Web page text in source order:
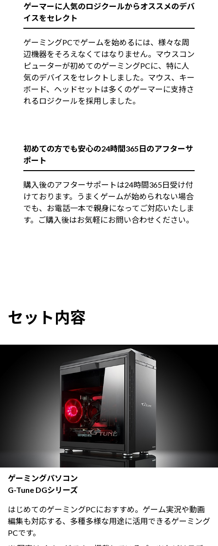
ゲーマーに人気のロジクールからオススメのデバ
イスをセレクト
ゲーミングPCでゲームを始めるには、様々な周
辺機器をそろえなくてはなりません。マウスコン
ピューターが初めてのゲーミングPCに、特に人
気のデバイスをセレクトしました。マウス、キー
ボード、ヘッドセットは多くのゲーマーに支持さ
れるロジクールを採用しました。
初めての方でも安心の24時間365日のアフターサ
ポート
購入後のアフターサポートは24時間365日受け付
けております。うまくゲームが始められない場合
でも、お電話一本で親身になってご対応いたしま
す。ご購入後はお気軽にお問い合わせください。
セット内容
ゲーミングパソコン
G-Tune DGシリーズ
はじめてのゲーミングPCにおすすめ。ゲーム実況や動画
編集も対応する、多種多様な用途に活用できるゲーミング
PCです。